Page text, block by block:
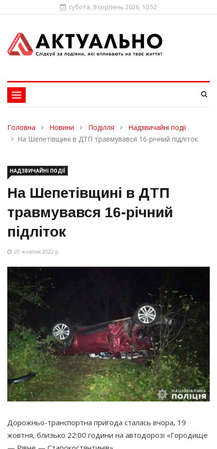
субота, 8 серпень 2026, 10:52
Toggle
navigation
Головна Новини Поділля
Надзвичайні події
На Шепетівщині в ДТП травмувався 16-річний підліток
НАДЗВИЧАЙНІ ПОДІЇ
На Шепетівщині в ДТП
травмувався 16-річний
підліток
20 жовтня 2022 р.
Дорожньо-транспортна пригода сталась вчора, 19
жовтня, близько 22:00 години на автодорозі «Городище